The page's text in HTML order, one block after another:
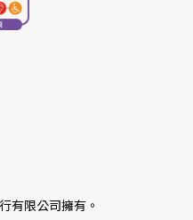
有限公司擁有。